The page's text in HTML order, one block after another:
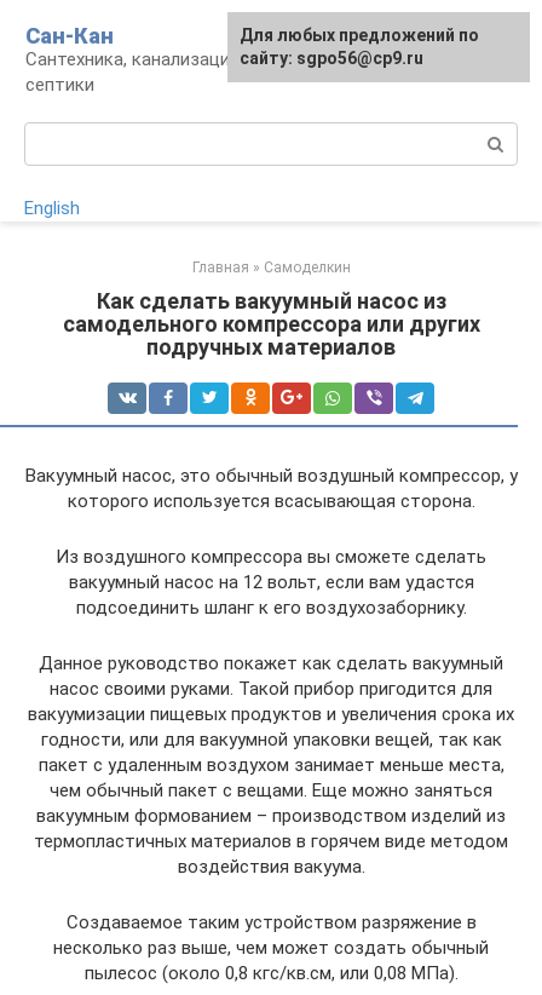
контенту
Сан-Кан
Сантехника, канализация, водопровод,
септики
English
Главная » Самоделкин
Как сделать вакуумный насос из
самодельного компрессора или других
подручных материалов
Вакуумный насос, это обычный воздушный компрессор, у
которого используется всасывающая сторона.
Из воздушного компрессора вы сможете сделать
вакуумный насос на 12 вольт, если вам удастся
подсоединить шланг к его воздухозаборнику.
Данное руководство покажет как сделать вакуумный
насос своими руками. Такой прибор пригодится для
вакуумизации пищевых продуктов и увеличения срока их
годности, или для вакуумной упаковки вещей, так как
пакет с удаленным воздухом занимает меньше места,
чем обычный пакет с вещами. Еще можно заняться
вакуумным формованием – производством изделий из
термопластичных материалов в горячем виде методом
воздействия вакуума.
Создаваемое таким устройством разряжение в
несколько раз выше, чем может создать обычный
пылесос (около 0,8 кгс/кв.см, или 0,08 МПа).
Для любых предложений по
сайту: sgpo56@cp9.ru